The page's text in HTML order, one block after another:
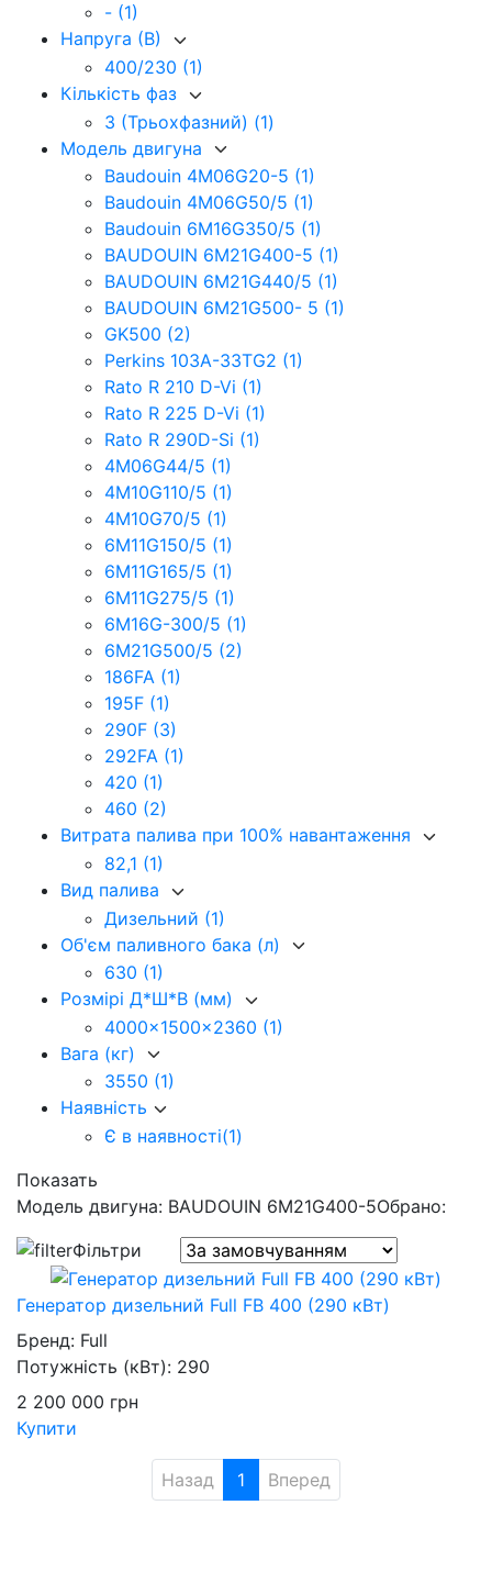
- (1)
Напруга (В)
400/230 (1)
Кількість фаз
3 (Трьохфазний) (1)
Модель двигуна
Baudouin 4M06G20-5 (1)
Baudouin 4M06G50/5 (1)
Baudouin 6M16G350/5 (1)
BAUDOUIN 6M21G400-5 (1)
BAUDOUIN 6M21G440/5 (1)
BAUDOUIN 6M21G500- 5 (1)
GK500 (2)
Perkins 103A-33TG2 (1)
Rato R 210 D-Vi (1)
Rato R 225 D-Vi (1)
Rato R 290D-Si (1)
4M06G44/5 (1)
4M10G110/5 (1)
4M10G70/5 (1)
6M11G150/5 (1)
6M11G165/5 (1)
6M11G275/5 (1)
6M16G-300/5 (1)
6M21G500/5 (2)
186FA (1)
195F (1)
290F (3)
292FA (1)
420 (1)
460 (2)
Витрата палива при 100% навантаження
82,1 (1)
Вид палива
Дизельний (1)
Об'єм паливного бака (л)
630 (1)
Розмірі Д*Ш*В (мм)
4000x1500x2360 (1)
Вага (кг)
3550 (1)
Наявність
Є в наявності(1)
Показать
Модель двигуна: BAUDOUIN 6M21G400-5Обрано:
Фільтри
Генератор дизельний Full FB 400 (290 кВт)
Бренд: Full
Потужність (кВт): 290
2 200 000 грн
Купити
Назад 1 Вперед